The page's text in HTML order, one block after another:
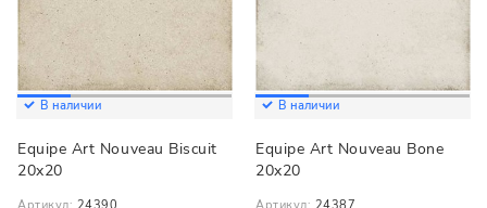
В наличии
Equipe Art Nouveau Biscuit
20x20
В наличии
Equipe Art Nouveau Bone
20x20